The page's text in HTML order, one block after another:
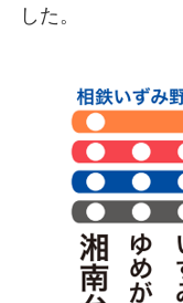
した。